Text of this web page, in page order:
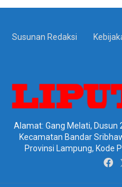
Susunan Redaksi
Alamat: Gang Melati,
Kecamatan Bandar
Provinsi Lampung, Kode